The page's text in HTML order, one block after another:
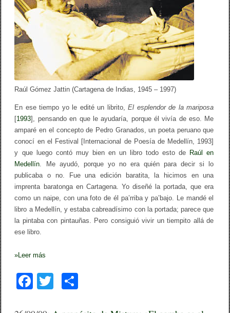
e
l
d
r
l
a
a
o
s
Raúl Gómez Jattin (Cartagena de Indias, 1945 – 1997)
En ese tiempo yo le edité un librito,El esplendor de la mariposa
[1993], pensando en que le ayudaría, porque él vivía de eso. Me
amparé en el concepto de Pedro Granados, un poe­ta peruano que
conocí en el Festival [Internacional de Poesía de Medellín, 1993]
y que luego contó muy bien en un libro todo esto de Raúl en
Medellín. Me ayudó, porque yo no era quién para decir si lo
publicaba o no. Fue una edición baratita, la hicimos en una
imprenta baratonga en Cartagena. Yo diseñé la portada, que era
como un naipe, con una foto de él pa’rriba y pa’bajo. Le mandé el
libro a Medellín, y estaba cabreadísimo con la portada; parece que
la pintaba con pintauñas. Pero consiguió vivir un tiempito allá de
ese libro.
»Leer más
F